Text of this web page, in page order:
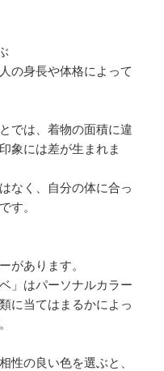
の身長や体格によって
では、着物の面積に違
象には差が生まれま
なく、自分の体に合っ
す。
があります。
」はパーソナルカラー
に当てはまるかによっ
性の良い色を選ぶと、